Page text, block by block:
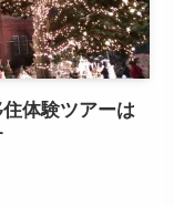
体験ツアーは